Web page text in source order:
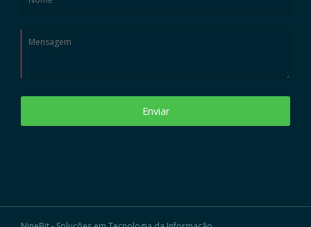
Enviar